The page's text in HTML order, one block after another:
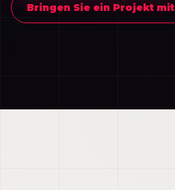
Bringen Sie ein Projekt mit